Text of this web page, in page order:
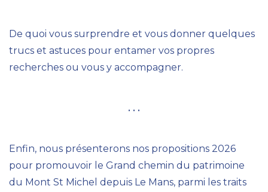
De quoi vous surprendre et vous donner quelques
trucs et astuces pour entamer vos propres
recherches ou vous y accompagner.
. . .
Enfin, nous présenterons nos propositions 2026
pour promouvoir le Grand chemin du patrimoine
du Mont St Michel depuis Le Mans, parmi les traits